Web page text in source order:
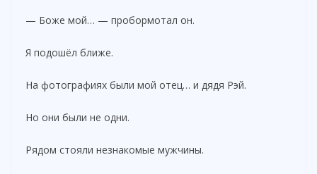
— Боже мой… — пробормотал он.
Я подошёл ближе.
На фотографиях были мой отец… и дядя Рэй.
Но они были не одни.
Рядом стояли незнакомые мужчины.